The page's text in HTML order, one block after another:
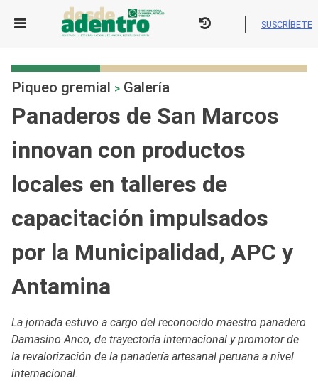
SUSCRÍBETE
Piqueo gremial > Galería
Panaderos de San Marcos
innovan con productos
locales en talleres de
capacitación impulsados
por la Municipalidad, APC y
Antamina
La jornada estuvo a cargo del reconocido maestro panadero
Damasino Anco, de trayectoria internacional y promotor de
la revalorización de la panadería artesanal peruana a nivel
internacional.